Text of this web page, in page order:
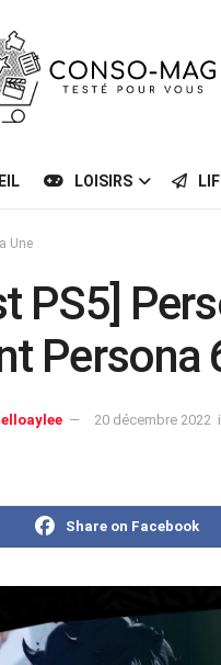
LOISIRS
Une
PS5]
Persona
20 décembre 2022
Share on Facebook